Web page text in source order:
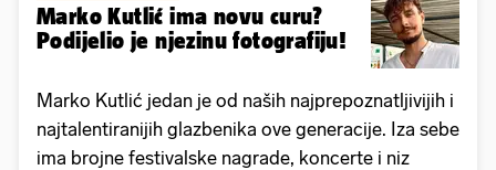
Marko Kutlić ima novu curu?
Podijelio je njezinu fotografiju!
Marko Kutlić jedan je od naših najprepoznatljivijih i
najtalentiranijih glazbenika ove generacije. Iza sebe
ima brojne festivalske nagrade, koncerte i niz